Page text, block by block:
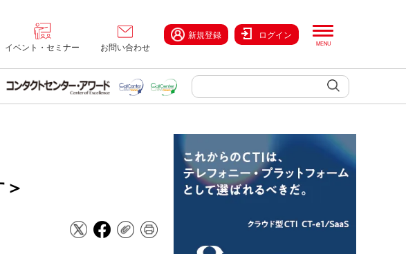
イベント・セミナー お問い合わせ
新規登録 ログイン